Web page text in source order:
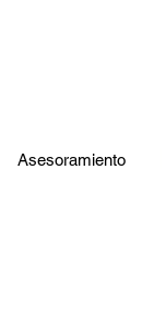
Asesoramiento